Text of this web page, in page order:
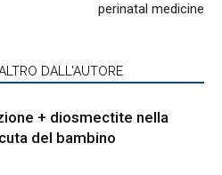
perinatal medicine
DALL'AUTORE
+ diosmectite nella
del bambino